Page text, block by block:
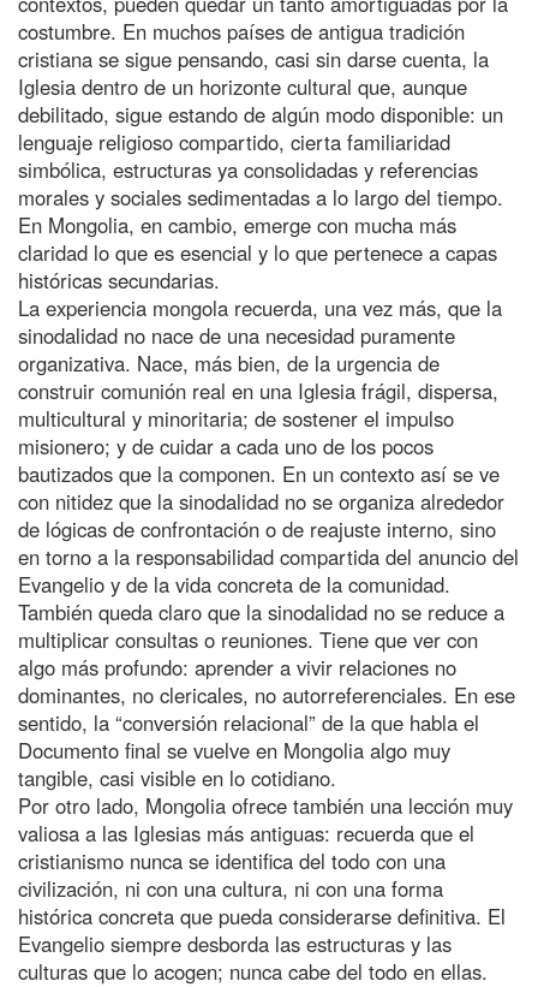
costumbre. En muchos países de antigua tradición
cristiana se sigue pensando, casi sin darse cuenta, la
Iglesia dentro de un horizonte cultural que, aunque
debilitado, sigue estando de algún modo disponible: un
lenguaje religioso compartido, cierta familiaridad
simbólica, estructuras ya consolidadas y referencias
morales y sociales sedimentadas a lo largo del tiempo.
En Mongolia, en cambio, emerge con mucha más
claridad lo que es esencial y lo que pertenece a capas
históricas secundarias.
La experiencia mongola recuerda, una vez más, que la
sinodalidad no nace de una necesidad puramente
organizativa. Nace, más bien, de la urgencia de
construir comunión real en una Iglesia frágil, dispersa,
multicultural y minoritaria; de sostener el impulso
misionero; y de cuidar a cada uno de los pocos
bautizados que la componen. En un contexto así se ve
con nitidez que la sinodalidad no se organiza alrededor
de lógicas de confrontación o de reajuste interno, sino
en torno a la responsabilidad compartida del anuncio del
Evangelio y de la vida concreta de la comunidad.
También queda claro que la sinodalidad no se reduce a
multiplicar consultas o reuniones. Tiene que ver con
algo más profundo: aprender a vivir relaciones no
dominantes, no clericales, no autorreferenciales. En ese
sentido, la “conversión relacional” de la que habla el
Documento final se vuelve en Mongolia algo muy
tangible, casi visible en lo cotidiano.
Por otro lado, Mongolia ofrece también una lección muy
valiosa a las Iglesias más antiguas: recuerda que el
cristianismo nunca se identifica del todo con una
civilización, ni con una cultura, ni con una forma
histórica concreta que pueda considerarse definitiva. El
Evangelio siempre desborda las estructuras y las
culturas que lo acogen; nunca cabe del todo en ellas.